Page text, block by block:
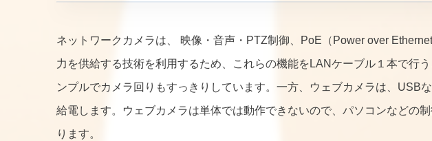
ネットワークカメラは、 映像・音声・PTZ制御、PoE（Power over
力を供給する技術を利用するため、これらの機能をLANケーブル１本で行
ンプルでカメラ回りもすっきりしています。一方、ウェブカメラは、USB
給電します。ウェブカメラは単体では動作できないので、パソコンなどの
ります。